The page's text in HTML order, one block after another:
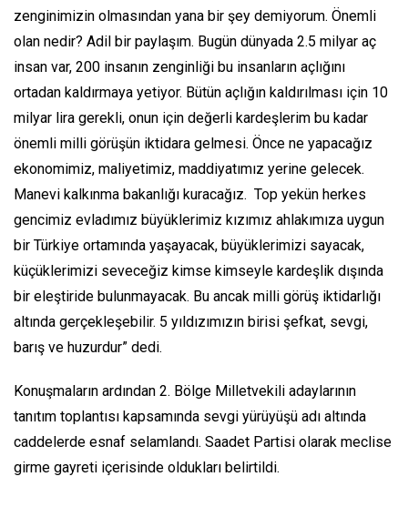
zenginimizin olmasından yana bir şey demiyorum. Önemli
olan nedir? Adil bir paylaşım. Bugün dünyada 2.5 milyar aç
insan var, 200 insanın zenginliği bu insanların açlığını
ortadan kaldırmaya yetiyor. Bütün açlığın kaldırılması için 10
milyar lira gerekli, onun için değerli kardeşlerim bu kadar
önemli milli görüşün iktidara gelmesi. Önce ne yapacağız
ekonomimiz, maliyetimiz, maddiyatımız yerine gelecek.
Manevi kalkınma bakanlığı kuracağız. Top yekün herkes
gencimiz evladımız büyüklerimiz kızımız ahlakımıza uygun
bir Türkiye ortamında yaşayacak, büyüklerimizi sayacak,
küçüklerimizi seveceğiz kimse kimseyle kardeşlik dışında
bir eleştiride bulunmayacak. Bu ancak milli görüş iktidarlığı
altında gerçekleşebilir. 5 yıldızımızın birisi şefkat, sevgi,
barış ve huzurdur” dedi.
Konuşmaların ardından 2. Bölge Milletvekili adaylarının
tanıtım toplantısı kapsamında sevgi yürüyüşü adı altında
caddelerde esnaf selamlandı. Saadet Partisi olarak meclise
girme gayreti içerisinde oldukları belirtildi.